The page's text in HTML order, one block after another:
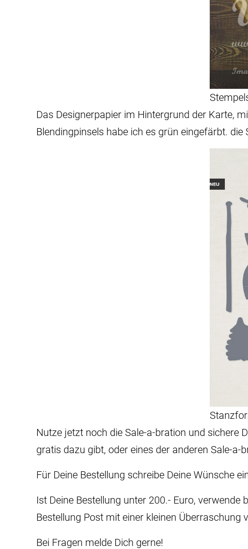
Das Designerpapier im Hintergrund der Karte,
Blendingpinsels habe ich es grün eingefärbt. die
Nutze jetzt noch die Sale-a-bration und sichere
gratis dazu gibt, oder eines der anderen Sale-a-
Für Deine Bestellung schreibe Deine Wünsche
Ist Deine Bestellung unter 200.- Euro, verwende
Bestellung Post mit einer kleinen Überraschung
Bei Fragen melde Dich gerne!